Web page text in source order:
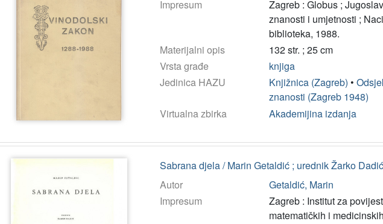
Impresum
Zagreb : Globus ;
znanosti i umjetnosti ;
biblioteka, 1988.
Materijalni opis
132 str. ; 25 cm
Vrsta građe
knjiga
Jedinica HAZU
Knjižnica (Zagreb) •
znanosti (Zagreb 1948)
Virtualna zbirka
Akademijina izdanja
Sabrana djela / Marin Getaldić ; urednik Žarko Dadić
Autor
Getaldić, Marin
Impresum
Zagreb : Institut za
matematičkih i